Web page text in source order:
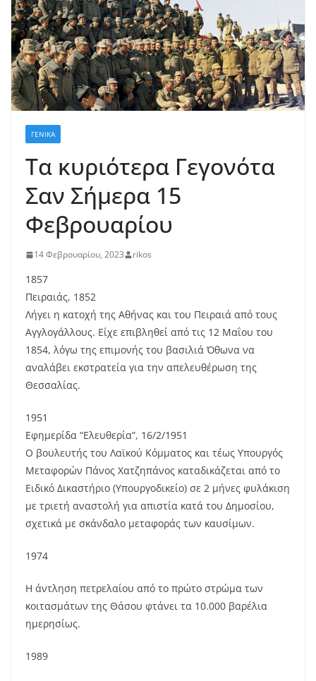
ΓΕΝΙΚΆ
Τα κυριότερα Γεγονότα
Σαν Σήμερα 15
Φεβρουαρίου
14 Φεβρουαρίου, 2023 rikos
1857
Πειραιάς, 1852
Λήγει η κατοχή της Αθήνας και του Πειραιά από τους
Αγγλογάλλους. Είχε επιβληθεί από τις 12 Μαΐου του
1854, λόγω της επιμονής του βασιλιά Όθωνα να
αναλάβει εκστρατεία για την απελευθέρωση της
Θεσσαλίας.
1951
Εφημερίδα “Ελευθερία”, 16/2/1951
Ο βουλευτής του Λαϊκού Κόμματος και τέως Υπουργός
Μεταφορών Πάνος Χατζηπάνος καταδικάζεται από το
Ειδικό Δικαστήριο (Υπουργοδικείο) σε 2 μήνες φυλάκιση
με τριετή αναστολή για απιστία κατά του Δημοσίου,
σχετικά με σκάνδαλο μεταφοράς των καυσίμων.
1974
Η άντληση πετρελαίου από το πρώτο στρώμα των
κοιτασμάτων της Θάσου φτάνει τα 10.000 βαρέλια
ημερησίως.
1989